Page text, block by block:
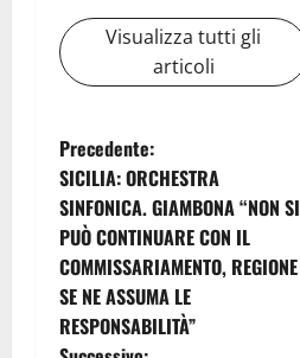
Visualizza tutti gli
articoli
N
a
v
i
Precedente:
SICILIA: ORCHESTRA
SINFONICA. GIAMBONA “NON SI
PUÒ CONTINUARE CON IL
COMMISSARIAMENTO, REGIONE
SE NE ASSUMA LE
RESPONSABILITÀ”